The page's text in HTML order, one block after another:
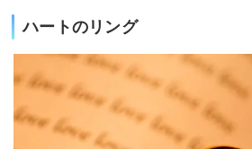
ハートのリング